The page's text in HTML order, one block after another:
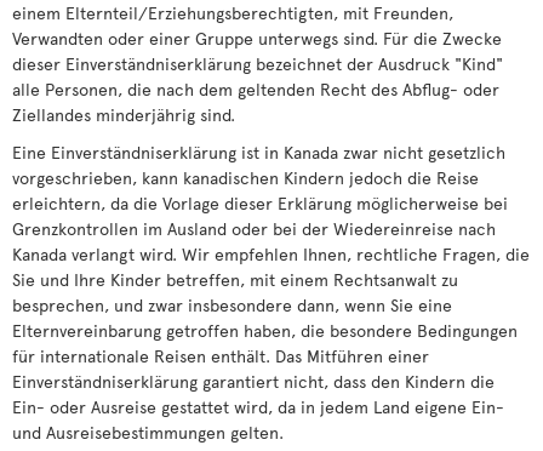
einem Elternteil/Erziehungsberechtigten, mit Freunden,
Verwandten oder einer Gruppe unterwegs sind. Für die Zwecke
dieser Einverständniserklärung bezeichnet der Ausdruck "Kind"
alle Personen, die nach dem geltenden Recht des Abflug- oder
Ziellandes minderjährig sind.
Eine Einverständniserklärung ist in Kanada zwar nicht gesetzlich
vorgeschrieben, kann kanadischen Kindern jedoch die Reise
erleichtern, da die Vorlage dieser Erklärung möglicherweise bei
Grenzkontrollen im Ausland oder bei der Wiedereinreise nach
Kanada verlangt wird. Wir empfehlen Ihnen, rechtliche Fragen, die
Sie und Ihre Kinder betreffen, mit einem Rechtsanwalt zu
besprechen, und zwar insbesondere dann, wenn Sie eine
Elternvereinbarung getroffen haben, die besondere Bedingungen
für internationale Reisen enthält. Das Mitführen einer
Einverständniserklärung garantiert nicht, dass den Kindern die
Ein- oder Ausreise gestattet wird, da in jedem Land eigene Ein-
und Ausreisebestimmungen gelten.